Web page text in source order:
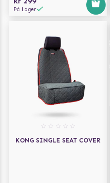
På Lager
KONG SINGLE SEAT COVER